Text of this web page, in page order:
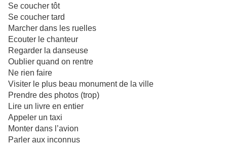
Se coucher tôt
Se coucher tard
Marcher dans les ruelles
Ecouter le chanteur
Regarder la danseuse
Oublier quand on rentre
Ne rien faire
Visiter le plus beau monument de la ville
Prendre des photos (trop)
Lire un livre en entier
Appeler un taxi
Monter dans l’avion
Parler aux inconnus